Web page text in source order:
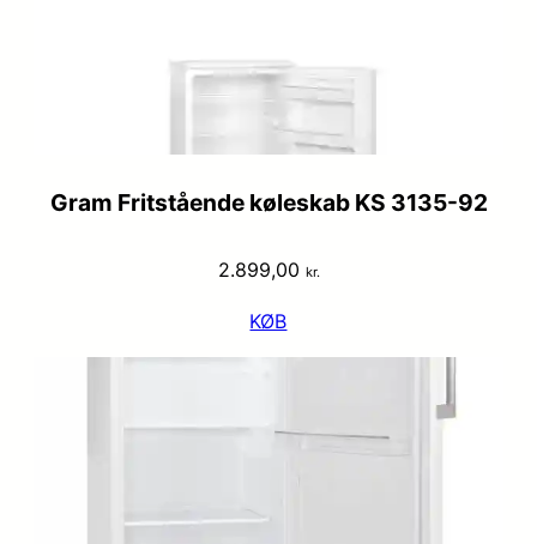
Gram Fritstående køleskab KS 3135-92
2.899,00 kr.
KØB